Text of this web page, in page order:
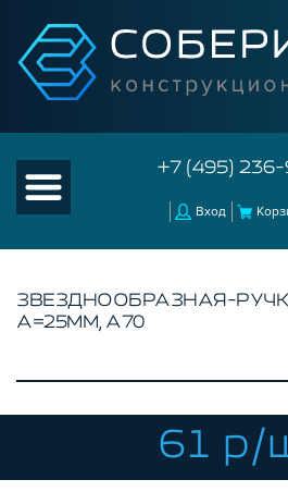
+7 (495)
Вход
КАТАЛОГ ТОВАРОВ
КОНСТРУКЦИОННЫЙ ПРОФИЛЬ
КОМПЛЕКТУЮЩИЕ К ЧПУ
АКСЕССУАРЫ ДЛЯ V-ПАЗА
ЗВЕЗДНООБРАЗНАЯ-
А=25ММ, A70
61 р/